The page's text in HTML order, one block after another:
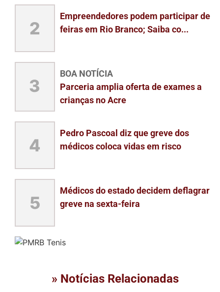
2
Empreendedores podem participar de
feiras em Rio Branco; Saiba co...
3
BOA NOTÍCIA
Parceria amplia oferta de exames a
crianças no Acre
4
Pedro Pascoal diz que greve dos
médicos coloca vidas em risco
5
Médicos do estado decidem deflagrar
greve na sexta-feira
» Notícias Relacionadas